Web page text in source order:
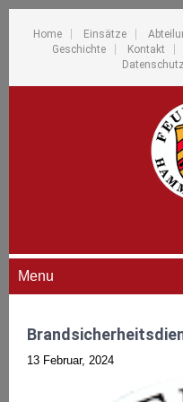
Home Einsätze
Geschichte
Kontakt
Datenschutz
Menu
13 Februar, 2024